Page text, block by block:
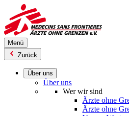
Direkt
zum
Inhalt
Menü
Zurück
Über uns
Über uns
Wer wir sind
Ärzte ohne
Ärzte ohne